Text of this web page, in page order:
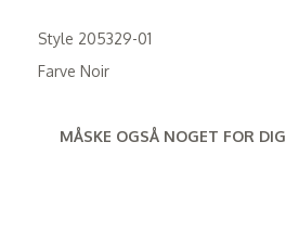
Style 205329-01
Farve Noir
MÅSKE OGSÅ NOGET FOR DIG